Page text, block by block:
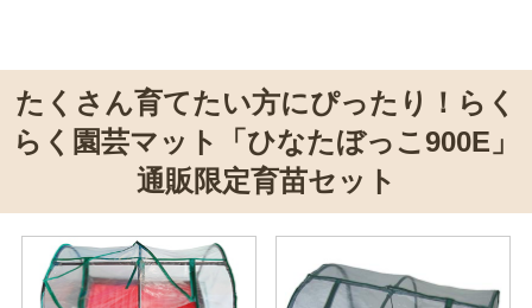
たくさん育てたい方にぴったり！らく
らく園芸マット「ひなたぼっこ900E」
通販限定育苗セット